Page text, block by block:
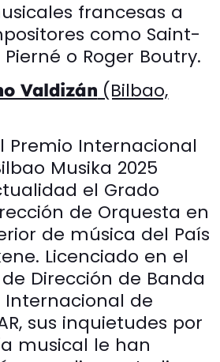
francesas a
como Saint-
o Roger Boutry.
Valdizán (Bilbao,
Premio Internacional
Musika 2025
el Grado
de Orquesta en
de música del País
Licenciado en el
Dirección de Banda
Internacional de
sus inquietudes por
musical le han